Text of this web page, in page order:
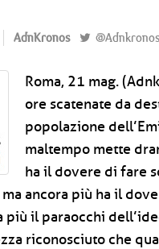
AdnKronos @Adnkronos
Roma, 21 mag.
ore scatenate da
popolazione
maltempo mette
ha il dovere di fare
ma ancora più ha il
più il paraocchi
riconosciuto che